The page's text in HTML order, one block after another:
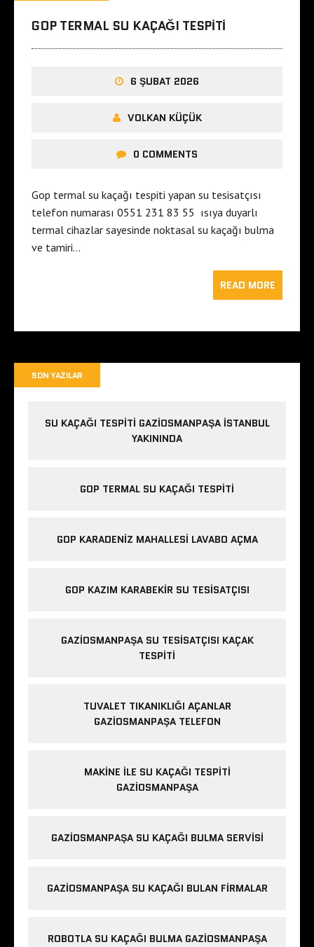
GOP TERMAL SU KAÇAĞI TESPITI
6 ŞUBAT 2026
VOLKAN KÜÇÜK
0 COMMENTS
Gop termal su kaçağı tespiti yapan su tesisatçısı
telefon numarası 0551 231 83 55 ısıya duyarlı
termal cihazlar sayesinde noktasal su kaçağı bulma
ve tamiri…
READ MORE
SON YAZILAR
SU KAÇAĞI TESPITI GAZIOSMANPAŞA ISTANBUL
YAKININDA
GOP TERMAL SU KAÇAĞI TESPITI
GOP KARADENIZ MAHALLESI LAVABO AÇMA
GOP KAZIM KARABEKIR SU TESISATÇISI
GAZIOSMANPAŞA SU TESISATÇISI KAÇAK
TESPITI
TUVALET TIKANIKLIĞI AÇANLAR
GAZIOSMANPAŞA TELEFON
MAKINE ILE SU KAÇAĞI TESPITI
GAZIOSMANPAŞA
GAZIOSMANPAŞA SU KAÇAĞI BULMA SERVISI
GAZIOSMANPAŞA SU KAÇAĞI BULAN FIRMALAR
ROBOTLA SU KAÇAĞI BULMA GAZIOSMANPAŞA